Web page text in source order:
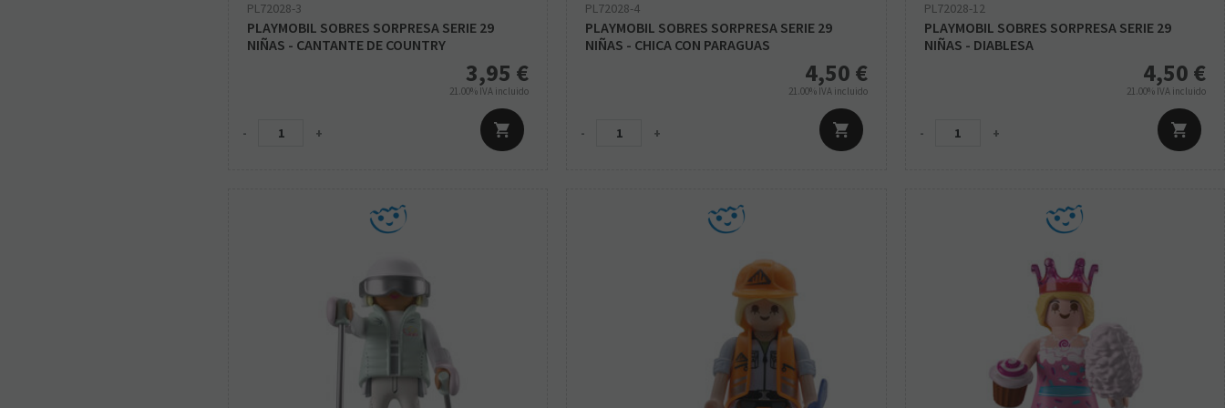
PL72028-3
PLAYMOBIL SOBRES SORPRESA SERIE 29
NIÑAS - CANTANTE DE COUNTRY
3,95 €
21.00% IVA incluido
- +
PL72028-4
PLAYMOBIL SOBRES SORPRESA SERIE 29
NIÑAS - CHICA CON PARAGUAS
4,50 €
21.00% IVA incluido
- +
PL72028-12
PLAYMOBIL SOBRES SORPRESA SERIE 29
NIÑAS - DIABLESA
4,50 €
21.00% IVA incluido
- +